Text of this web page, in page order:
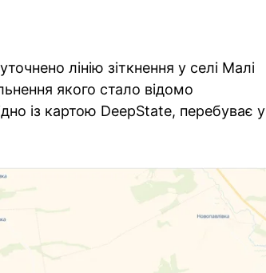
лінію зіткнення у селі Малі
якого стало відомо
із картою DeepState, перебуває у